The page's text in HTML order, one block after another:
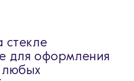
стекле
для оформления
любых